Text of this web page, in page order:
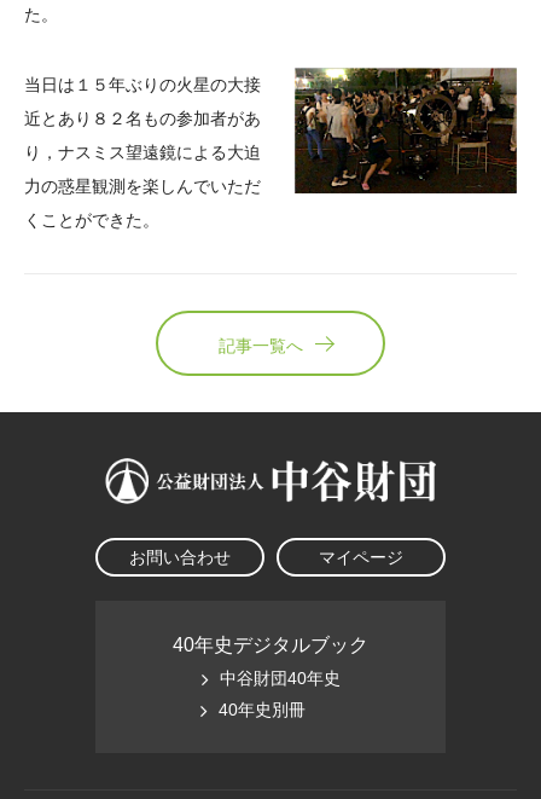
た。
当日は１５年ぶりの火星の大接
近とあり８２名もの参加者があ
り，ナスミス望遠鏡による大迫
力の惑星観測を楽しんでいただ
くことができた。
記事一覧へ
お問い合わせ マイページ
40年史デジタルブック
中谷財団40年史
40年史別冊